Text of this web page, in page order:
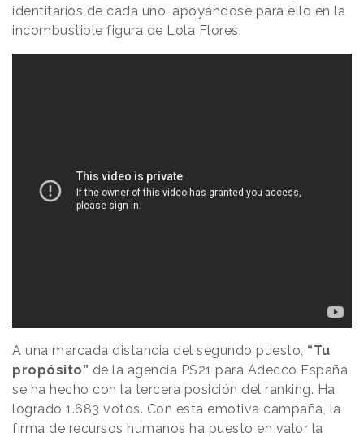
identitarios de cada uno, apoyándose para ello en la
incombustible figura de Lola Flores.
A una marcada distancia del segundo puesto, “Tu
propósito” de la agencia PS21 para Adecco España
se ha hecho con la tercera posición del ranking. Ha
logrado 1.683 votos. Con esta emotiva campaña, la
firma de recursos humanos ha puesto en valor la